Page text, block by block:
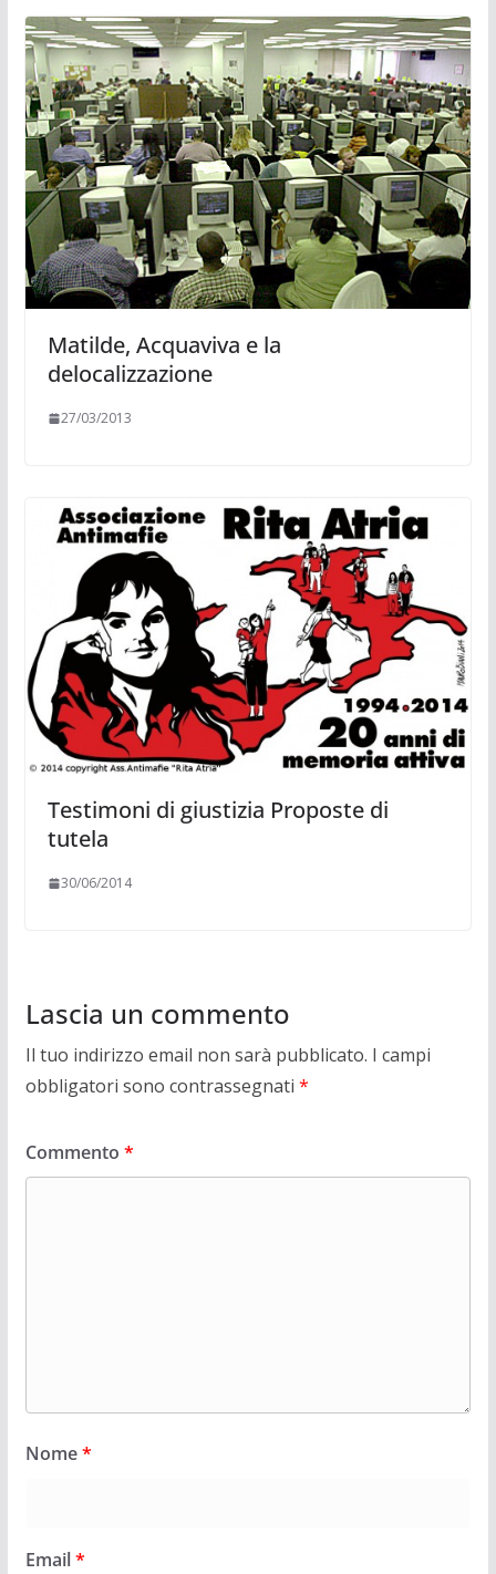
Matilde, Acquaviva e la
delocalizzazione
27/03/2013
Testimoni di giustizia Proposte di
tutela
30/06/2014
Lascia un commento
Il tuo indirizzo email non sarà pubblicato. I campi
obbligatori sono contrassegnati *
Commento *
Nome*
Email*